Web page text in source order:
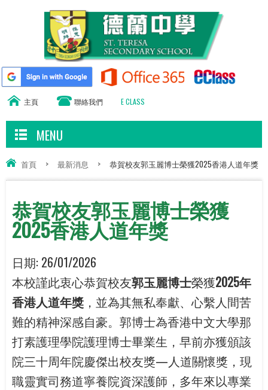
主頁 聯絡我們 E CLASS
MENU
首頁 > 最新消息 > 恭賀校友郭玉麗博士榮獲2025香港人道年獎
恭賀校友郭玉麗博士榮獲
2025香港人道年獎
日期: 26/01/2026
本校謹此衷心恭賀校友郭玉麗博士榮獲2025年
香港人道年獎 ，並為其無私奉獻、心繫人間苦
難的精神深感自豪。郭博士為香港中文大學那
打素護理學院護理博士畢業生，早前亦獲頒該
院三十周年院慶傑出校友獎—人道關懷獎，現
職靈實司務道寧養院資深護師，多年來以專業